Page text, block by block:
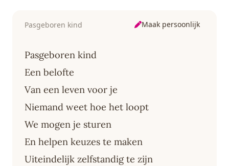
Pasgeboren kind Maak persoonlijk
Pasgeboren kind
Een belofte
Van een leven voor je
Niemand weet hoe het loopt
We mogen je sturen
En helpen keuzes te maken
Uiteindelijk zelfstandig te zijn